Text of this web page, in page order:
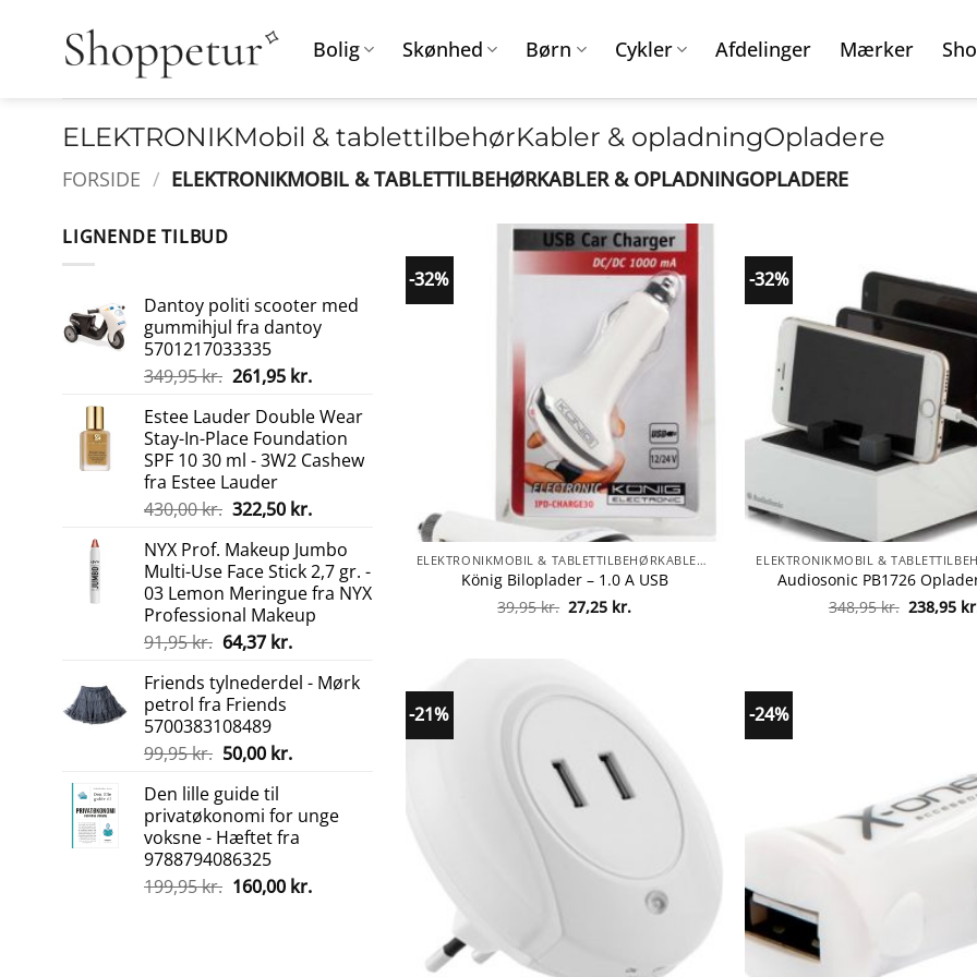
Bolig Skønhed Børn Cykler Afdelinger Mærker
ELEKTRONIKMobil & tablettilbehørKabler & opladningOpladere
FORSIDE / ELEKTRONIKMOBIL & TABLETTILBEHØRKABLER & OPLADNINGOPLADERE
LIGNENDE TILBUD
Dantoy politi scooter med
gummihjul fra dantoy
5701217033335
349,95kr. Den
pris
var:
349,95 kr..
261,95 kr.Den
pris
er:
261,95 kr..
Estee Lauder Double Wear
Stay-In-Place Foundation
SPF 10 30 ml - 3W2 Cashew
fra Estee Lauder
430,00kr. Den
pris
var:
430,00 kr..
322,50 kr.Den
pris
er:
322,50 kr..
NYX Prof. Makeup Jumbo
Multi-Use Face Stick 2,7 gr. -
03 Lemon Meringue fra NYX
Professional Makeup
91,95kr. Den
pris
var:
91,95 kr..
64,37 kr.Den
pris
Friends tylnederdel - Mørk
petrol fra Friends
5700383108489
99,95kr. Den
pris
var:
99,95 kr..
50,00 kr.Den
er:
50,00 kr..
Den lille guide til
privatøkonomi for unge
voksne - Hæftet fra
9788794086325
199,95kr. Den
160,00 kr.Den
-32%
ELEKTRONIKMOBIL & TABLETTILBEHØRKABLER & OPLADNINGOPLADERE
König Biloplader – 1.0 A USB
39,95kr. Den
oprindelige
27,25 kr.Den
-32%
Audiosonic PB1726
348,95kr. Den
238,95
-21% -24%